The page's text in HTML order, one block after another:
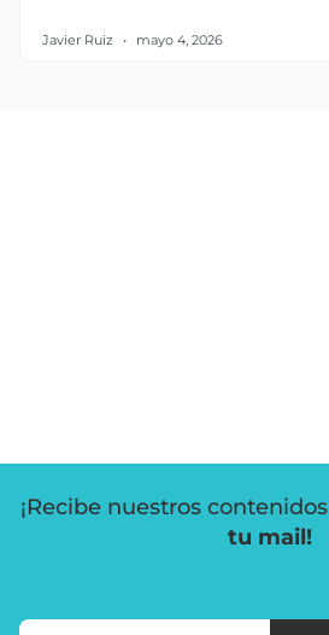
Javier Ruiz mayo 4, 2026
¡Recibe nuestros contenidos
tu mail!